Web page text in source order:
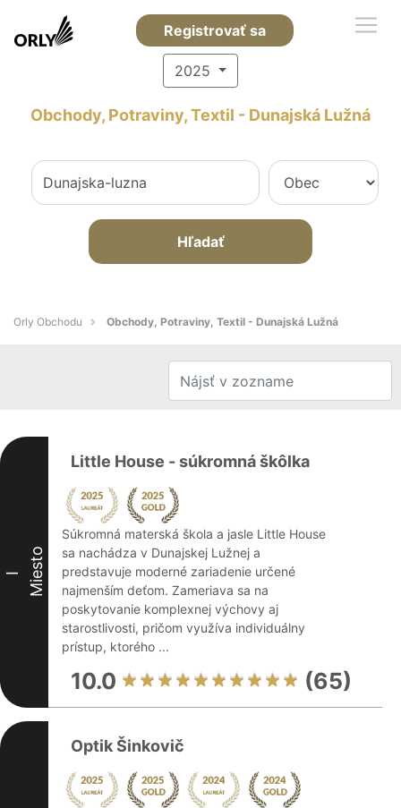
Registrovať sa
2025
Obchody, Potraviny, Textil - Dunajská Lužná
Hľadať
Orly Obchodu Obchody, Potraviny, Textil - Dunajská Lužná
I Miesto
Little House - súkromná škôlka
Súkromná materská škola a jasle Little House
sa nachádza v Dunajskej Lužnej a
predstavuje moderné zariadenie určené
najmenším deťom. Zameriava sa na
poskytovanie komplexnej výchovy aj
starostlivosti, pričom využíva individuálny
prístup, ktorého ...
10.0 (65)
Optik Šinkovič